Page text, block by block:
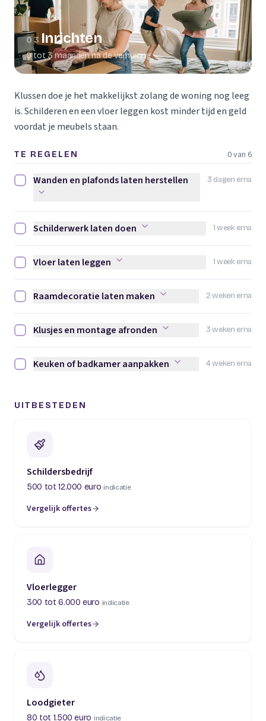
03 Inrichten
0 tot 3 maanden na de verhuizing
Klussen doe je het makkelijkst zolang de woning nog leeg
is. Schilderen en een vloer leggen kost minder tijd en geld
voordat je meubels staan.
TE REGELEN 0 van 6
3 dagen erna
Wanden en plafonds laten herstellen afvinken
Wanden en plafonds laten herstellen
1 week erna
Schilderwerk laten doen afvinken
Schilderwerk laten doen
1 week erna
Vloer laten leggen afvinken
Vloer laten leggen
2 weken erna
Raamdecoratie laten maken afvinken
Raamdecoratie laten maken
3 weken erna
Klusjes en montage afronden afvinken
Klusjes en montage afronden
4 weken erna
Keuken of badkamer aanpakken afvinken
Keuken of badkamer aanpakken
UITBESTEDEN
Schildersbedrijf
500 tot 12.000 euro indicatie
Vergelijk offertes
(opent in een nieuw tabblad)
Vloerlegger
300 tot 6.000 euro indicatie
Vergelijk offertes
(opent in een nieuw tabblad)
Loodgieter
80 tot 1.500 euro indicatie